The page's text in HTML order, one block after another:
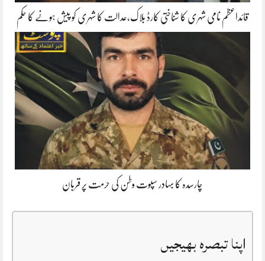
قائداعظم نامی شہری کا شناختی کارڈ بلاک،عدالت کا شہری کو پیش ہونے کا حکم
چارسدہ کا بہادر سپوت وطن کی حرمت پر قربان
اپنا تبصرہ بھیجیں